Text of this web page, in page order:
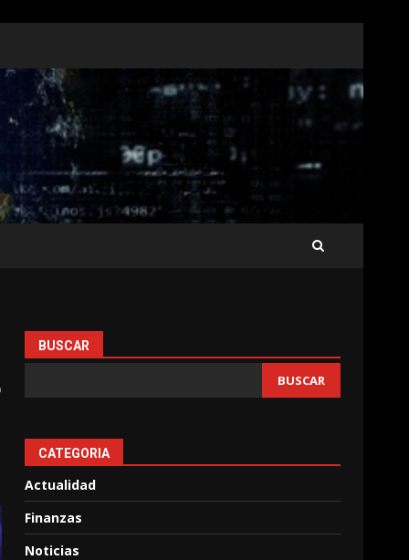
BUSCAR
BUSCAR
CATEGORIA
Actualidad
Finanzas
Noticias